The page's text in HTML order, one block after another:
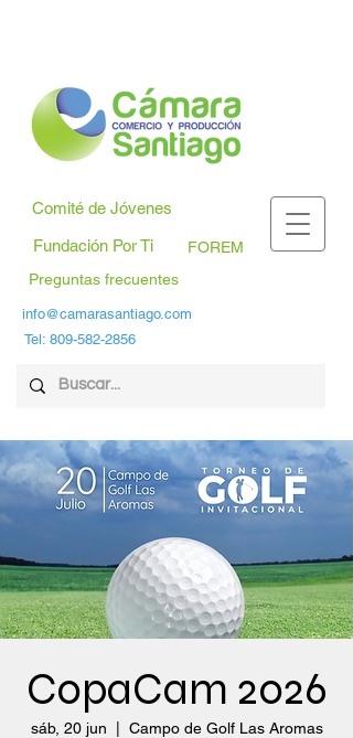
Tel: 809-582-2856
info@camarasantiago.com
FOREM
Comité de Jóvenes
Fundación Por Ti
Preguntas frecuentes
CopaCam 2026
sáb, 20 jun Campo de Golf Las Aromas